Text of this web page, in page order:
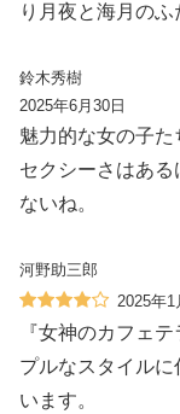
り月夜と海月の
鈴木秀樹
2025年6月30日
魅力的な女の子た
セクシーさはある
ないね。
河野助三郎
2025年1
『女神のカフェ
プルなスタイル
います。